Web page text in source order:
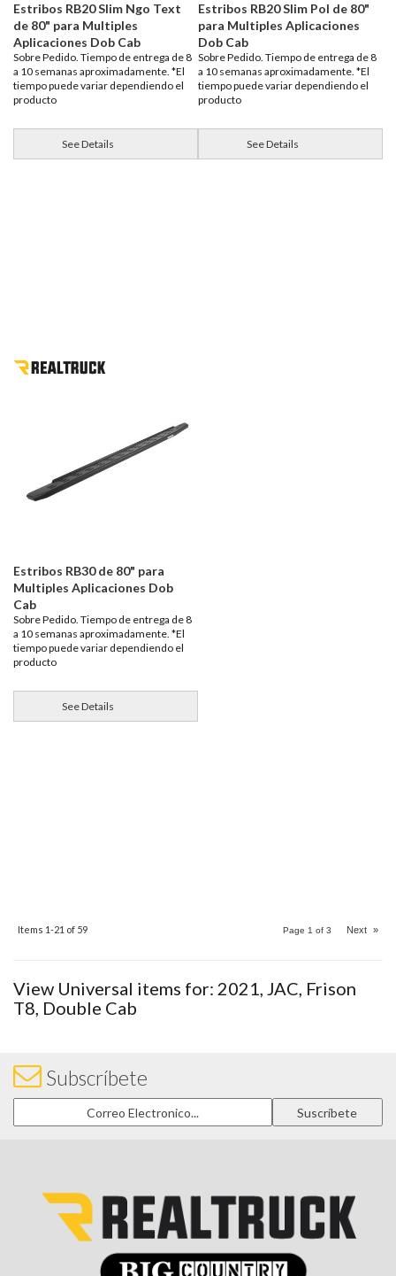
Estribos RB20 Slim Ngo Text
de 80" para Multiples
Aplicaciones Dob Cab
Sobre Pedido. Tiempo de entrega de 8
a 10 semanas aproximadamente. *El
tiempo puede variar dependiendo el
producto
See Details
Estribos RB20 Slim Pol de 80"
para Multiples Aplicaciones
Dob Cab
Sobre Pedido. Tiempo de entrega de 8
a 10 semanas aproximadamente. *El
tiempo puede variar dependiendo el
producto
See Details
Estribos RB30 de 80" para
Multiples Aplicaciones Dob
Cab
Sobre Pedido. Tiempo de entrega de 8
a 10 semanas aproximadamente. *El
tiempo puede variar dependiendo el
producto
See Details
Items 1-21 of 59 Page 1 of 3 Next »
View Universal items for: 2021, JAC, Frison
T8, Double Cab
Subscríbete